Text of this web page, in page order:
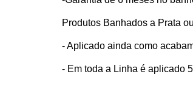
Produtos Banhados a Prata
- Aplicado ainda como
- Em toda a Linha é aplicado